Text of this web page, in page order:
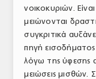
νοικοκυριών.
μειώνονται
συγκριτικά
πηγή
λόγω της ύφεσης
μειώσεις μισθών.